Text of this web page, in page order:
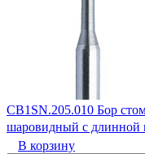
CB1SN.205.010 Бор
шаровидный с
В корзину